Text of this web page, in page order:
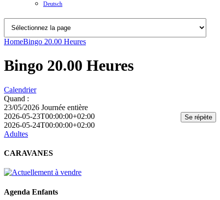
Deutsch
HomeBingo 20.00 Heures
Bingo 20.00 Heures
Calendrier
Quand :
23/05/2026 Journée entière
Se répète
2026-05-23T00:00:00+02:00
2026-05-24T00:00:00+02:00
Adultes
CARAVANES
Agenda Enfants